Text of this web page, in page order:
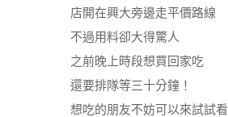
店開在興大旁邊走平價路線
不過用料卻大得驚人
之前晚上時段想買回家吃
還要排隊等三十分鐘！
想吃的朋友不妨可以來試試看